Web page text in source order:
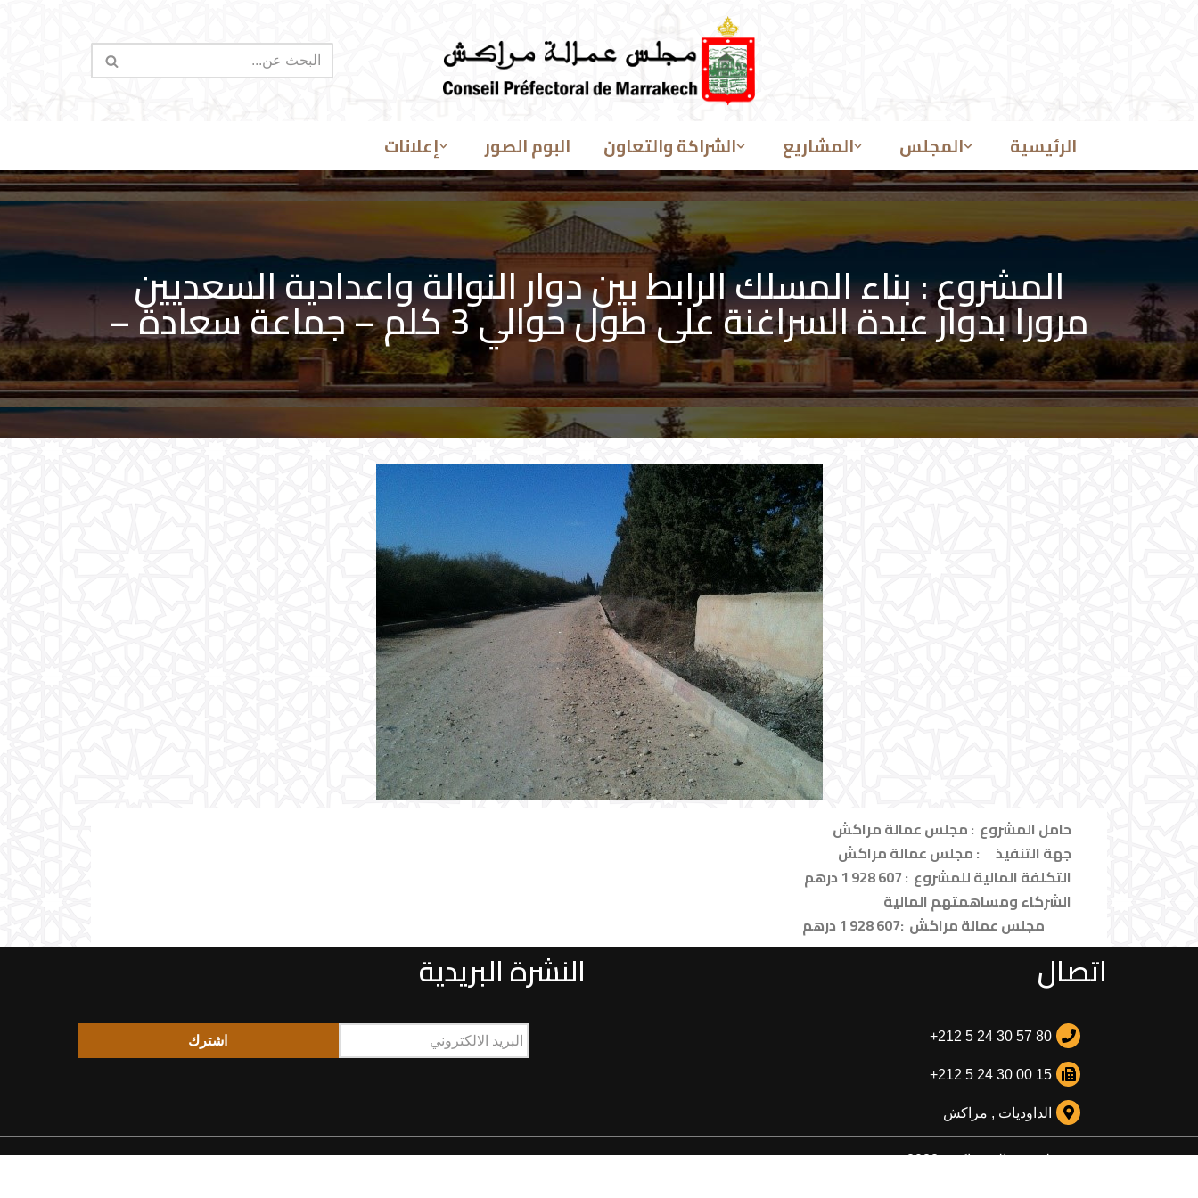
الرئيسية المجلس المشاريع الشراكة والتعاون البوم الصور إعلانات
المشروع : بناء المسلك الرابط بين دوار النوالة واعدادية السعديين
مرورا بدوار عبدة السراغنة على طول حوالي 3 كلم – جماعة سعادة –
حامل المشروع : مجلس عمالة مراكش
جهة التنفيذ : مجلس عمالة مراكش
التكلفة المالية للمشروع : 607 928 1 درهم
الشركاءومساهمتهم المالية
مجلس عمالة مراكش :607 928 1 درهم
اتصال
+212 5 24 30 57 80
+212 5 24 30 00 15
الداوديات , مراكش
النشرة البريدية
اشترك